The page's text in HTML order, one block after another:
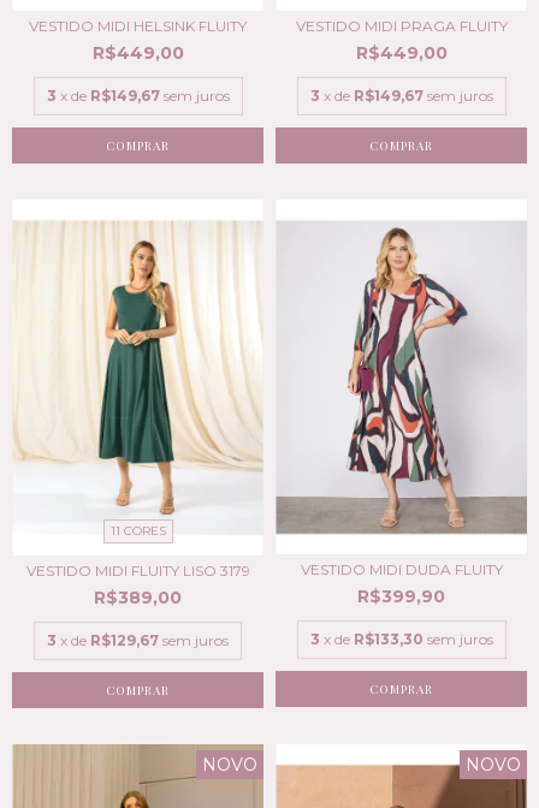
VESTIDO MIDI HELSINK FLUITY
R$449,00
3 x de R$149,67 sem juros
COMPRAR
VESTIDO MIDI PRAGA FLUITY
R$449,00
3 x de R$149,67 sem juros
COMPRAR
11 CORES
VESTIDO MIDI FLUITY LISO 3179
R$389,00
3 x de R$129,67 sem juros
COMPRAR
VESTIDO MIDI DUDA FLUITY
R$399,90
3 x de R$133,30 sem juros
COMPRAR
NOVO NOVO